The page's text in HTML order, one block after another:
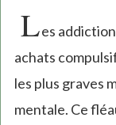
Les
achats
les plus graves
mentale. Ce